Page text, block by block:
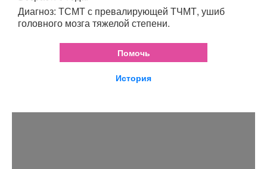
Диагноз: ТСМТ с превалирующей ТЧМТ, ушиб
головного мозга тяжелой степени.
Помочь
История